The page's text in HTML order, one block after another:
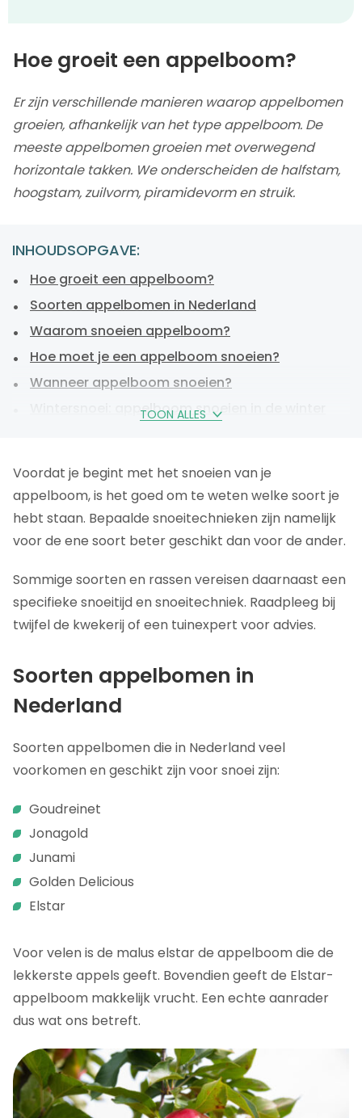
Hoe groeit een appelboom?
Er zijn verschillende manieren waarop appelbomen
groeien, afhankelijk van het type appelboom. De
meeste appelbomen groeien met overwegend
horizontale takken. We onderscheiden de halfstam,
hoogstam, zuilvorm, piramidevorm en struik.
INHOUDSOPGAVE:
TOON ALLES
Hoe groeit een appelboom?
Soorten appelbomen in Nederland
Waarom snoeien appelboom?
Hoe moet je een appelboom snoeien?
Wanneer appelboom snoeien?
Wintersnoei: appelboom snoeien in de winter
Hoe appelboom snoeien: compleet stappenplan
Benodigde gereedschappen en materialen
Verzorging appelboom na het snoeien
Veelgestelde vragen over het snoeien van
appelbomen
Voordat je begint met het snoeien van je
appelboom, is het goed om te weten welke soort je
hebt staan. Bepaalde snoeitechnieken zijn namelijk
voor de ene soort beter geschikt dan voor de ander.
Sommige soorten en rassen vereisen daarnaast een
specifieke snoeitijd en snoeitechniek. Raadpleeg bij
twijfel de kwekerij of een tuinexpert voor advies.
Soorten appelbomen in
Nederland
Soorten appelbomen die in Nederland veel
voorkomen en geschikt zijn voor snoei zijn:
Goudreinet
Jonagold
Junami
Golden Delicious
Elstar
Voor velen is de malus elstar de appelboom die de
lekkerste appels geeft. Bovendien geeft de Elstar-
appelboom makkelijk vrucht. Een echte aanrader
dus wat ons betreft.